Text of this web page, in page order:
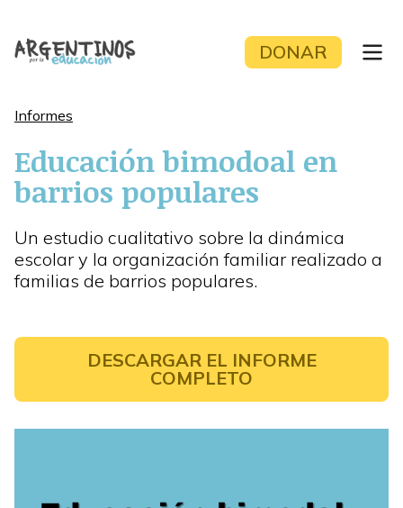
content
DONAR
Informes
Educación bimodoal en
barrios populares
Un estudio cualitativo sobre la dinámica
escolar y la organización familiar realizado a
familias de barrios populares.
DESCARGAR EL INFORME
COMPLETO